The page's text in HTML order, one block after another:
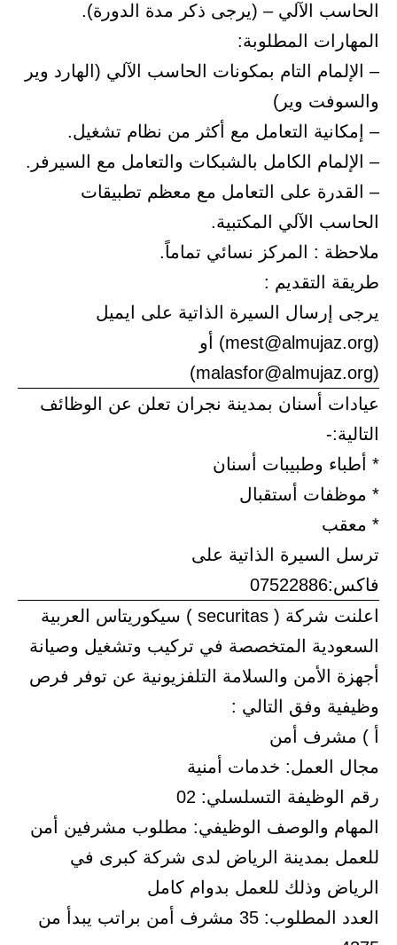
الحاسب الآلي – (يرجى ذكر مدة الدورة).
المهارات المطلوبة:
– الإلمام التام بمكونات الحاسب الآلي (الهارد وير
والسوفت وير)
– إمكانية التعامل مع أكثر من نظام تشغيل.
– الإلمام الكامل بالشبكات والتعامل مع السيرفر.
– القدرة على التعامل مع معظم تطبيقات
الحاسب الآلي المكتبية.
ملاحظة : المركز نسائي تماماً.
طريقة التقديم :
يرجى إرسال السيرة الذاتية على ايميل
(mest@almujaz.org) أو
(malasfor@almujaz.org)
عيادات أسنان بمدينة نجران تعلن عن الوظائف
التالية:-
* أطباء وطبيبات أسنان
* موظفات أستقبال
* معقب
ترسل السيرة الذاتية على
فاكس:07522886
اعلنت شركة ( securitas ) سيكوريتاس العربية
السعودية المتخصصة في تركيب وتشغيل وصيانة
أجهزة الأمن والسلامة التلفزيونية عن توفر فرص
وظيفية وفق التالي :
أ ) مشرف أمن
مجال العمل: خدمات أمنية
رقم الوظيفة التسلسلي: 02
المهام والوصف الوظيفي: مطلوب مشرفين أمن
للعمل بمدينة الرياض لدى شركة كبرى في
الرياض وذلك للعمل بدوام كامل
العدد المطلوب: 35 مشرف أمن براتب يبدأ من